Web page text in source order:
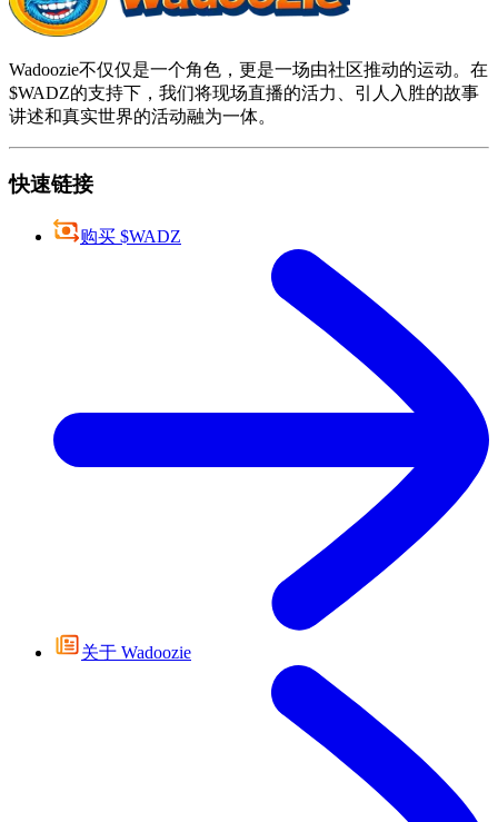
Wadoozie不仅仅是一个角色，更是一场由社区推动的运动。在
$WADZ的支持下，我们将现场直播的活力、引人入胜的故事
讲述和真实世界的活动融为一体。
快速链接
购买 $WADZ
关于 Wadoozie